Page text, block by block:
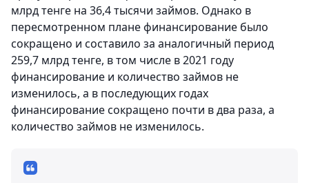
млрд тенге на 36,4 тысячи займов. Однако в
пересмотренном плане финансирование было
сокращено и составило за аналогичный период
259,7 млрд тенге, в том числе в 2021 году
финансирование и количество займов не
изменилось, а в последующих годах
финансирование сокращено почти в два раза, а
количество займов не изменилось.